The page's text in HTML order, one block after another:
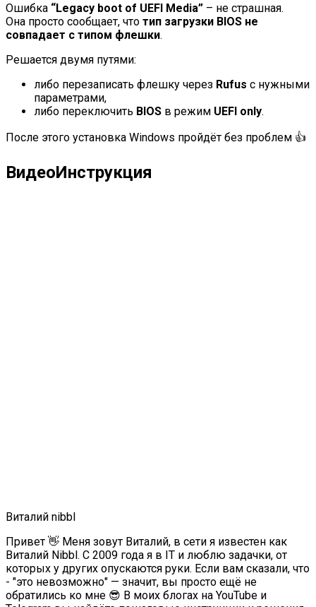
Ошибка “Legacy boot of UEFI Media” – не страшная.
Она просто сообщает, что тип загрузки BIOS не
совпадает с типом флешки.
Решается двумя путями:
либо перезаписать флешку через Rufus с нужными
параметрами,
либо переключить BIOS в режим UEFI only.
После этого установка Windows пройдёт без проблем 👍
ВидеоИнструкция
Виталий nibbl
Привет 👋 Меня зовут Виталий, в сети я известен как
Виталий Nibbl. С 2009 года я в IT и люблю задачки, от
которых у других опускаются руки. Если вам сказали, что
- "это невозможно" — значит, вы просто ещё не
обратились ко мне 😎 В моих блогах на YouTube и